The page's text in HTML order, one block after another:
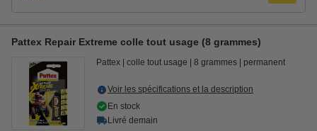
Pattex Repair Extreme colle tout usage (8 grammes)
Pattex colle tout usage 8 grammes permanent
Voir les spécifications et la description
En stock
Livré demain